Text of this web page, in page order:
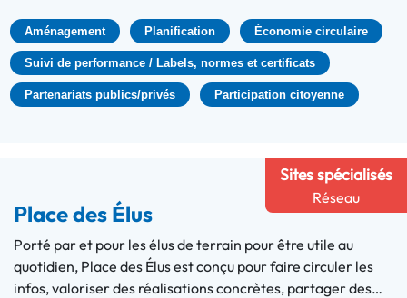
Aménagement Planification Économie circulaire
Suivi de performance / Labels, normes et certificats
Partenariats publics/privés Participation citoyenne
Sites spécialisés
Réseau
Place des Élus
Porté par et pour les élus de terrain pour être utile au
quotidien, Place des Élus est conçu pour faire circuler les
infos, valoriser des réalisations concrètes, partager des…